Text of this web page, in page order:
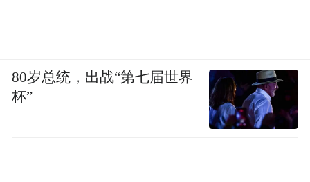
80岁总统，出战“第七届世界
杯”